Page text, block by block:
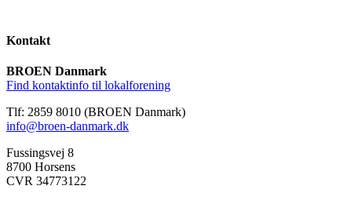
Kontakt
BROEN Danmark
Find kontaktinfo til lokalforening
Tlf: 2859 8010 (BROEN Danmark)
info@broen-danmark.dk
Fussingsvej 8
8700 Horsens
CVR 34773122